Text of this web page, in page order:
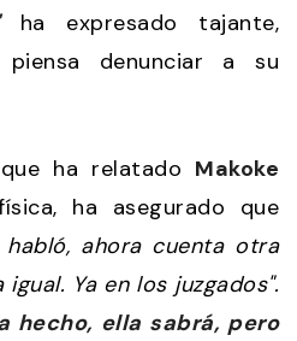
ha expresado tajante,
denunciar a su
ha relatado Makoke
ha asegurado que
ahora cuenta otra
Ya en los juzgados".
hecho, ella sabrá, pero